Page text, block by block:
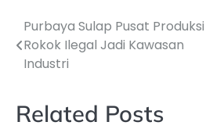
Navigasi
pos
Purbaya Sulap Pusat Produksi
Rokok Ilegal Jadi Kawasan
Industri
Related Posts